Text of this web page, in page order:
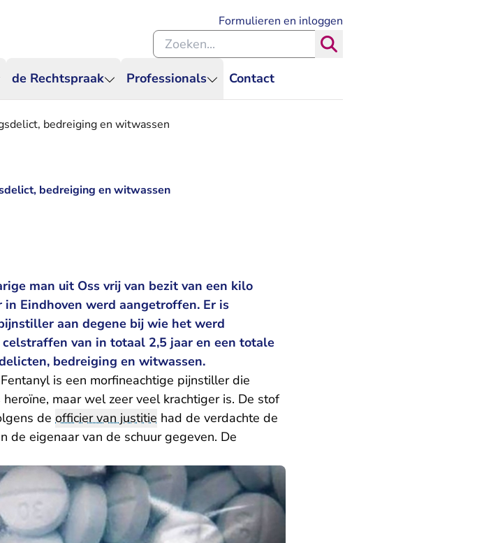
de Rechtspraak Professionals Contact
Formulieren en inloggen
Zoeken binnen de Rechtspraak
bedreiging en witwassen
bedreiging en witwassen
man uit Oss vrij van bezit van een kilo
Eindhoven werd aangetroffen. Er is
aan degene bij wie het werd
van in totaal 2,5 jaar en een totale
bedreiging en witwassen.
is een morfineachtige pijnstiller die
maar wel zeer veel krachtiger is. De stof
de officier van justitie had de verdachte de
de eigenaar van de schuur gegeven. De